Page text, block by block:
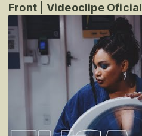
Front | Videoclipe Oficial